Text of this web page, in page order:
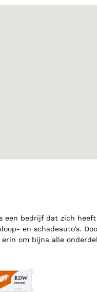
een bedrijf dat zich heeft
en schadeauto’s.
erin om bijna alle